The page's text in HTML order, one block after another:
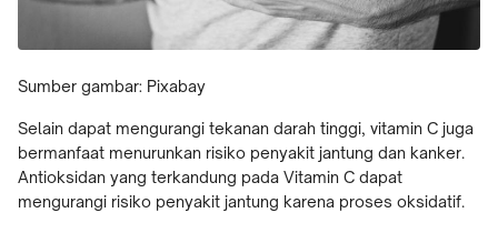
Sumber gambar: Pixabay
Selain dapat mengurangi tekanan darah tinggi, vitamin C juga
bermanfaat menurunkan risiko penyakit jantung dan kanker.
Antioksidan yang terkandung pada Vitamin C dapat
mengurangi risiko penyakit jantung karena proses oksidatif.